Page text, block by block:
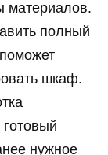
материалов.
полный
шкаф.
нужное